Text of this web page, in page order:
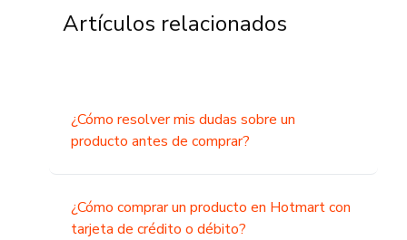
Artículos relacionados
¿Cómo resolver mis dudas sobre un
producto antes de comprar?
¿Cómo comprar un producto en Hotmart con
tarjeta de crédito o débito?